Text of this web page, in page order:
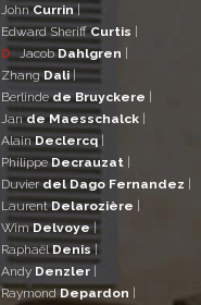
JohnCurrin|
Edward SheriffCurtis |
D JacobDahlgren |
ZhangDali|
Berlindede Bruyckere |
Jande Maesschalck |
AlainDeclercq|
PhilippeDecrauzat |
Duvierdel Dago Fernandez |
LaurentDelarozière |
WimDelvoye|
RaphaëlDenis|
Andy Denzler |
RaymondDepardon |